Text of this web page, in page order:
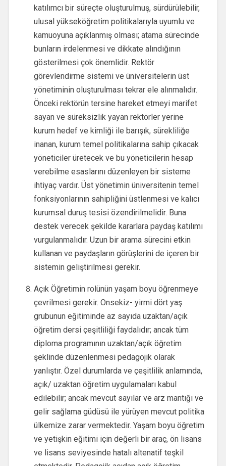
katılımcı bir süreçte oluşturulmuş, sürdürülebilir,
ulusal yükseköğretim politikalarıyla uyumlu ve
kamuoyuna açıklanmış olması; atama sürecinde
bunların irdelenmesi ve dikkate alındığının
gösterilmesi çok önemlidir. Rektör
görevlendirme sistemi ve üniversitelerin üst
yönetiminin oluşturulması tekrar ele alınmalıdır.
Önceki rektörün tersine hareket etmeyi marifet
sayan ve süreksizlik yayan rektörler yerine
kurum hedef ve kimliği ile barışık, sürekliliğe
inanan, kurum temel politikalarına sahip çıkacak
yöneticiler üretecek ve bu yöneticilerin hesap
verebilme esaslarını düzenleyen bir sisteme
ihtiyaç vardır. Üst yönetimin üniversitenin temel
fonksiyonlarının sahipliğini üstlenmesi ve kalıcı
kurumsal duruş tesisi özendirilmelidir. Buna
destek verecek şekilde kararlara paydaş katılımı
vurgulanmalıdır. Uzun bir arama sürecini etkin
kullanan ve paydaşların görüşlerini de içeren bir
sistemin geliştirilmesi gerekir.
Açık Öğretimin rolünün yaşam boyu öğrenmeye
çevrilmesi gerekir. Onsekiz- yirmi dört yaş
grubunun eğitiminde az sayıda uzaktan/açık
öğretim dersi çeşitliliği faydalıdır; ancak tüm
diploma programının uzaktan/açık öğretim
şeklinde düzenlenmesi pedagojik olarak
yanlıştır. Özel durumlarda ve çeşitlilik anlamında,
açık/ uzaktan öğretim uygulamaları kabul
edilebilir; ancak mevcut sayılar ve arz mantığı ve
gelir sağlama güdüsü ile yürüyen mevcut politika
ülkemize zarar vermektedir. Yaşam boyu öğretim
ve yetişkin eğitimi için değerli bir araç, ön lisans
ve lisans seviyesinde hatalı altenatif teşkil